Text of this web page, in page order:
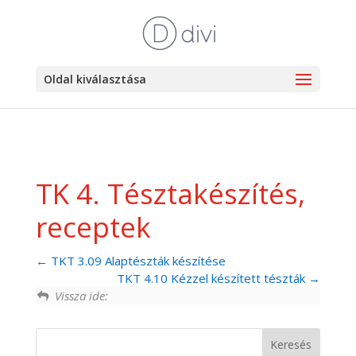
Oldal kiválasztása
TK 4. Tésztakészítés,
receptek
TKT 3.09 Alaptészták készítése
TKT 4.10 Kézzel készített tészták
Vissza ide: